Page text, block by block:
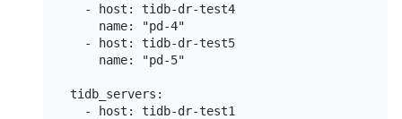
  - host: tidb-dr-test4
    name: "pd-4"
  - host: tidb-dr-test5
    name: "pd-5"
tidb_servers:
  - host: tidb-dr-test1